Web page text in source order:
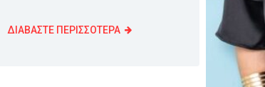
ΔΙΑΒΑΣΤΕ ΠΕΡΙΣΣΟΤΕΡΑ